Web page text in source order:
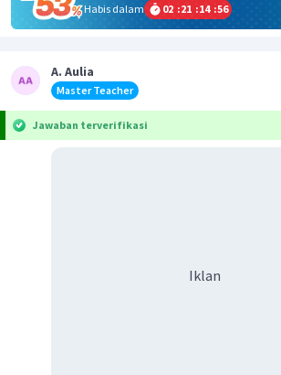
Habis dalam
02 :21 :14 :56
A. Aulia
Master Teacher
Jawaban terverifikasi
Iklan